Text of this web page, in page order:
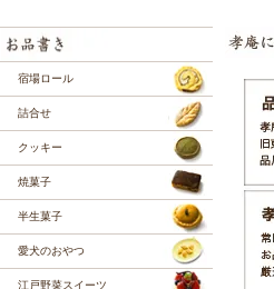
宿場ロール
詰合せ
クッキー
焼菓子
半生菓子
愛犬のおやつ
江戸野菜スイーツ